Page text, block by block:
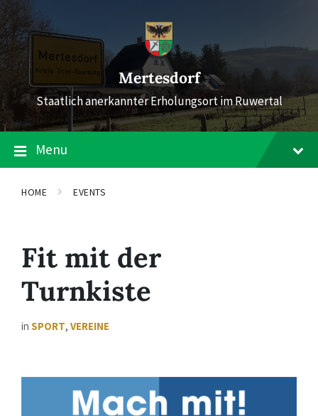
Skip
to
content
Skip
to
main
navigation
Skip
to
footer
Mertesdorf
Staatlich anerkannter Erholungsort im Ruwertal
Menu
HOME EVENTS
Fit mit der
Turnkiste
in SPORT, VEREINE